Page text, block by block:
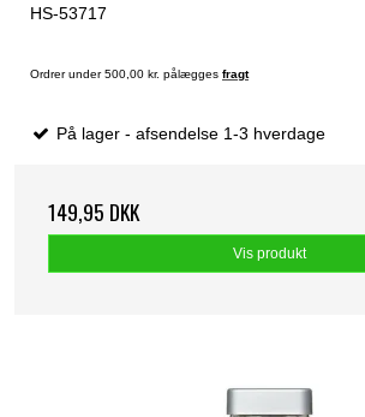
HS-53717
Ordrer under 500,00 kr. pålægges fragt
På lager - afsendelse 1-3 hverdage
149,95 DKK
Vis produkt